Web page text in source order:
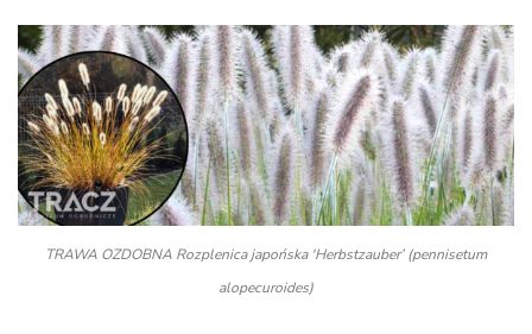
TRAWA OZDOBNA Rozplenica japońska 'Herbstzauber’ (pennisetum
alopecuroides)